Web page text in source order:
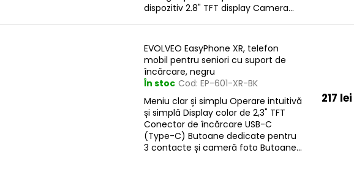
dispozitiv 2.8" TFT display Camera...
EVOLVEO EasyPhone XR, telefon
mobil pentru seniori cu suport de
încărcare, negru
În stoc Cod: EP-601-XR-BK
Meniu clar și simplu Operare intuitivă
și simplă Display color de 2,3" TFT
Conector de încărcare USB-C
(Type-C) Butoane dedicate pentru
3 contacte și cameră foto Butoane...
217 lei